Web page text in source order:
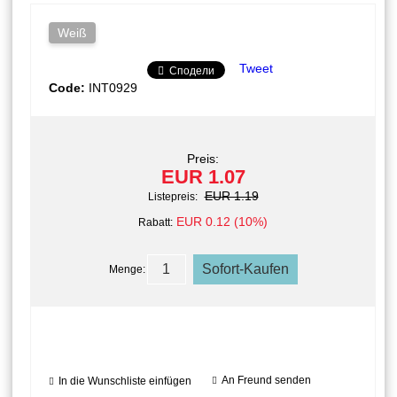
Weiß
Сподели
Tweet
Code: INT0929
Preis:
EUR 1.07
Listepreis: EUR 1.19
Rabatt: EUR 0.12 (10%)
Menge:
In die Wunschliste einfügen
An Freund senden